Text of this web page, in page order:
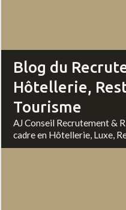
Blog du
Hôtellerie,
Tourisme
AJ Conseil Recrutement &
cadre en Hôtellerie, Luxe,